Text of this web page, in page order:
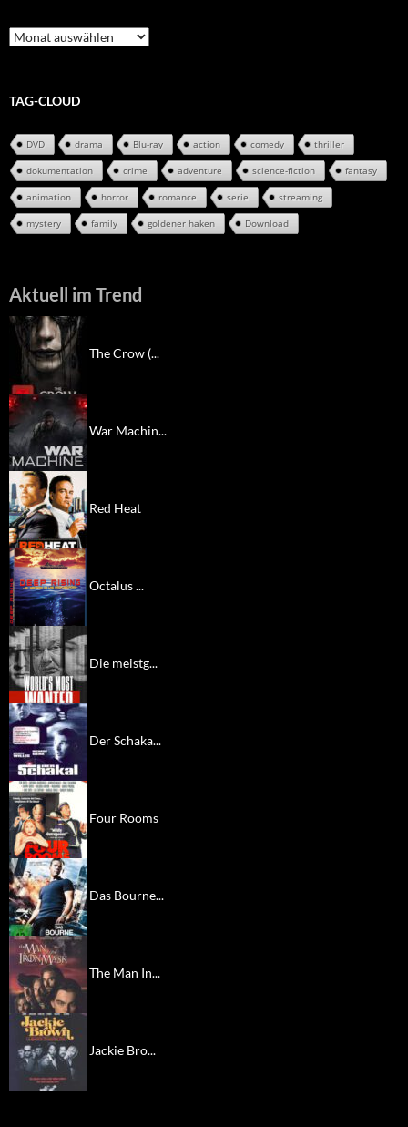
Review-
Archiv
TAG-CLOUD
DVD drama Blu-ray action comedy thriller
dokumentation crime adventure science-fiction fantasy
animation horror romance serie streaming
mystery family goldener haken Download
Aktuell im Trend
The Crow (...
War Machin...
Red Heat
Octalus ...
Die meistg...
Der Schaka...
Four Rooms
Das Bourne...
The Man In...
Jackie Bro...